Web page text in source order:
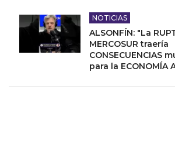
NOTICIAS
ALSONFÍN: "La
MERCOSUR traería
CONSECUENCIAS
para la ECONOMÍA